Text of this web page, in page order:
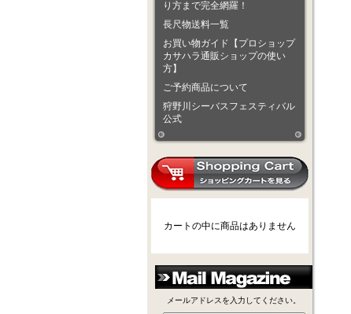
り方まで完全網羅！
長尺物送料一覧
お買い物ガイド【プロショップ
カサハラ通販ショップの使い
方】
ご予約商品について
狩野川シーバスフェスティバル
公式
カートの中に商品はありません
メールアドレスを入力してください。